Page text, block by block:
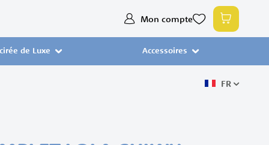
Mon compte
Allez
Mon
de Luxe Accessoires
FR